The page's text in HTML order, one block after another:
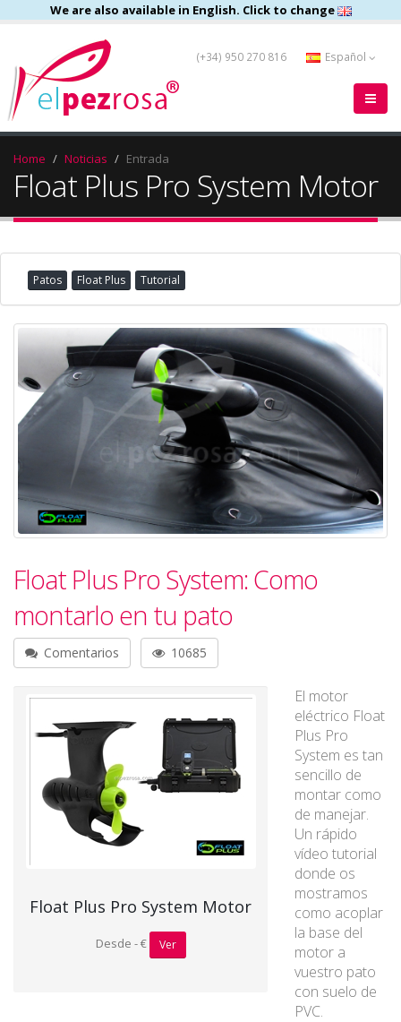
We are also available in English. Click to change
(+34) 950 270 816 Español
Home Noticias Entrada
Float Plus Pro System Motor
Patos Float Plus Tutorial
Float Plus Pro System: Como
montarlo en tu pato
Comentarios 10685
Float Plus Pro System Motor
Desde - € Ver
El motor
eléctrico Float
Plus Pro
System es tan
sencillo de
montar como
de manejar.
Un rápido
vídeo tutorial
donde os
mostramos
como acoplar
la base del
motor a
vuestro pato
con suelo de
PVC.